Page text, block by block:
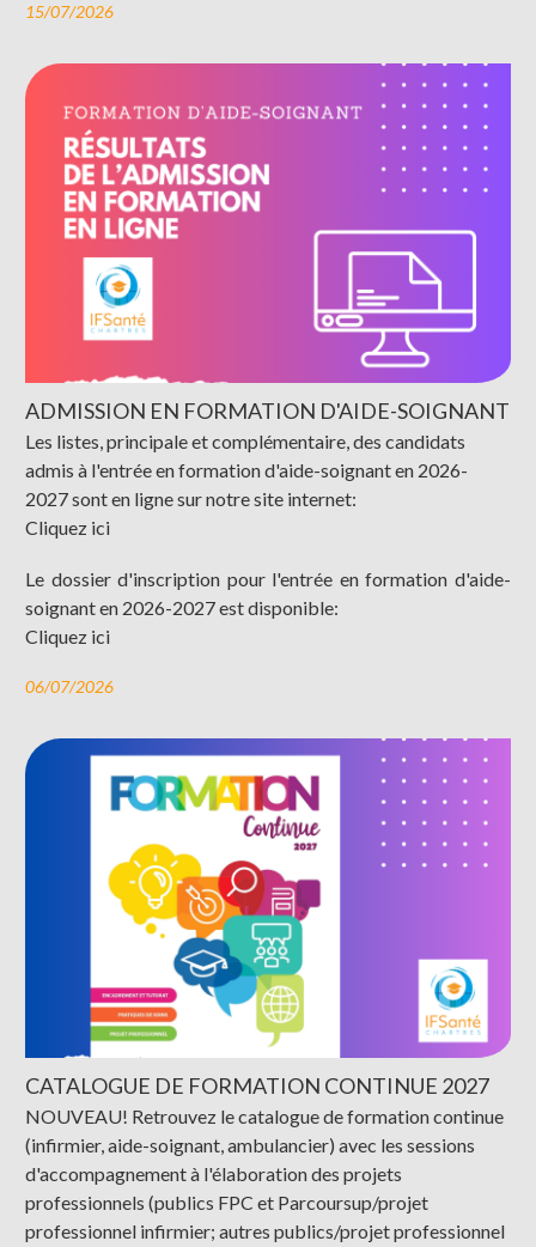
15/07/2026
ADMISSION EN FORMATION D'AIDE-SOIGNANT
Les listes, principale et complémentaire, des candidats
admis à l'entrée en formation d'aide-soignant en 2026-
2027 sont en ligne sur notre site internet:
Cliquez ici
Le dossier d'inscription pour l'entrée en formation d'aide-
soignant en 2026-2027 est disponible:
Cliquez ici
06/07/2026
CATALOGUE DE FORMATION CONTINUE 2027
NOUVEAU! Retrouvez le catalogue de formation continue
(infirmier, aide-soignant, ambulancier) avec les sessions
d'accompagnement à l'élaboration des projets
professionnels (publics FPC et Parcoursup/projet
professionnel infirmier; autres publics/projet professionnel